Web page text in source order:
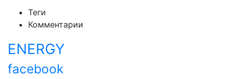
Теги
Комментарии
ENERGY
facebook